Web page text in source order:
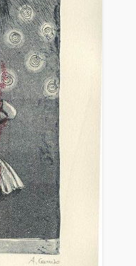
a cura di Rosalia
mostra, Palermo,
Contemporanea
catalogo mostra,
di Veronica Longo,
dell’Ovo, pp. 66, 67,
VI edizione 2008-
Antiche e
Edit Faenza,